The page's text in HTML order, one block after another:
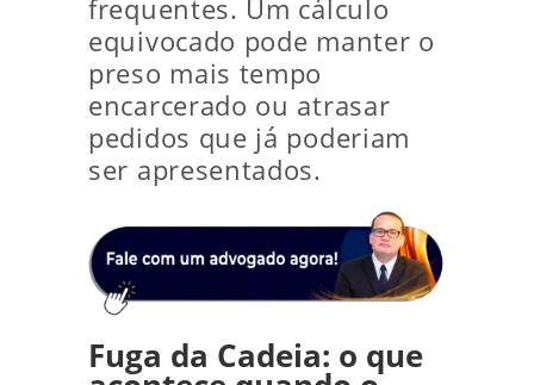
frequentes. Um cálculo
equivocado pode manter o
preso mais tempo
encarcerado ou atrasar
pedidos que já poderiam
ser apresentados.
Fuga da Cadeia: o que